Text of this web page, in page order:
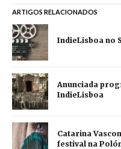
ARTIGOS RELACIONADOS
IndieLisboa no
Anunciada
IndieLisboa
Catarina
festival na